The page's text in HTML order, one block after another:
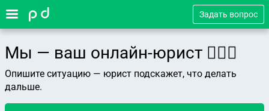
Задать вопрос
Мы — ваш онлайн-юрист 👨🏻‍⚖️
Опишите ситуацию — юрист подскажет, что делать
дальше.